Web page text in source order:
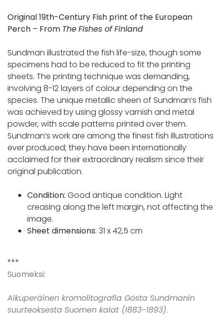
Original 19th-Century Fish print of the European
Perch – From TheFishes of Finland
Sundman illustrated the fish life-size, though some
specimens had to be reduced to fit the printing
sheets. The printing technique was demanding,
involving 8-12 layers of colour depending on the
species. The unique metallic sheen of Sundman’s fish
was achieved by using glossy varnish and metal
powder, with scale patterns printed over them.
Sundman’s work are among the finest fish illustrations
ever produced; they have been internationally
acclaimed for their extraordinary realism since their
original publication.
Condition: Good antique condition. Light
creasing along the left margin, not affecting the
image.
Sheet dimensions: 31 x 42,5 cm
***
Suomeksi:
Alkuperäinen kromolitografia Gösta Sundmanin
suurteoksesta Suomen kalat (1883-1893).